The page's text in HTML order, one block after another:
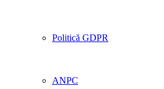
Politică GDPR
ANPC